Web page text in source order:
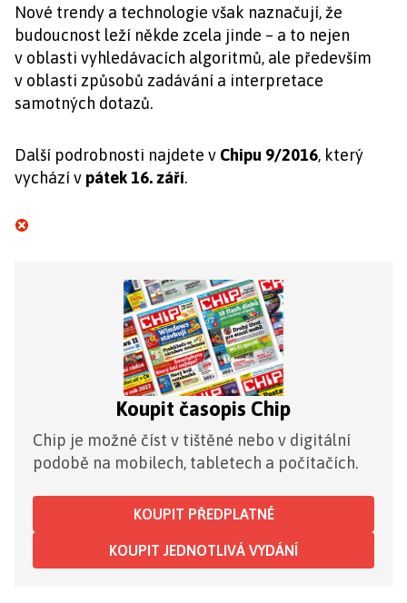
Nové trendy a technologie však naznačují, že
budoucnost leží někde zcela jinde – a to nejen
v oblasti vyhledávacích algoritmů, ale především
v oblasti způsobů zadávání a interpretace
samotných dotazů.
Další podrobnosti najdete v Chipu 9/2016, který
vychází vpátek 16. září.
Koupit časopis Chip
Chip je možné číst v tištěné nebo v digitální
podobě na mobilech, tabletech a počítačích.
KOUPIT PŘEDPLATNÉ
KOUPIT JEDNOTLIVÁ VYDÁNÍ